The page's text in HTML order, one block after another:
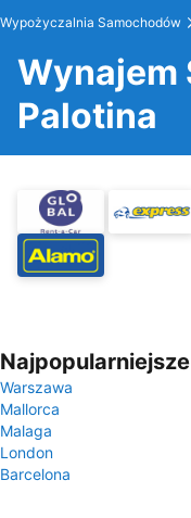
Wypożyczalnia Samochodów
Wynajem
Palotina
Warszawa
Mallorca
Malaga
London
Barcelona